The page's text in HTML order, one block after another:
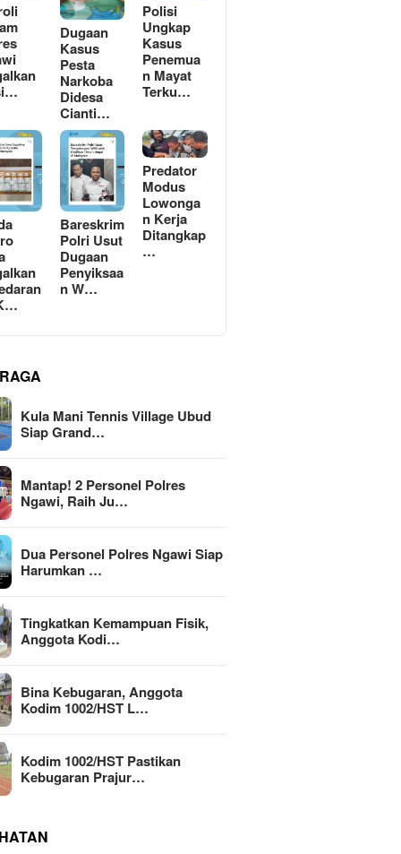
Dugaan
Kasus
Pesta
Narkoba
Didesa
Cianti…
Polisi
Ungkap
Kasus
Penemua
n Mayat
Terku…
Bareskrim
Polri Usut
Dugaan
Penyiksaa
n W…
Predator
Modus
Lowonga
n Kerja
Ditangkap
…
Kula Mani Tennis Village Ubud
Siap Grand…
Mantap! 2 Personel Polres
Ngawi, Raih Ju…
Dua Personel Polres Ngawi Siap
Harumkan …
Tingkatkan Kemampuan Fisik,
Anggota Kodi…
Bina Kebugaran, Anggota
Kodim 1002/HST L…
Kodim 1002/HST Pastikan
Kebugaran Prajur…